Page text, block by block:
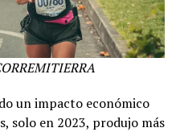
un impacto económico
solo en 2023, produjo más